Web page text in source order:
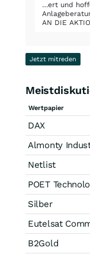
…ert und
AN DIE
Jetzt mitreden
Wertpapier
DAX
Almonty
Netlist
POET
Silber
Eutelsat
B2Gold